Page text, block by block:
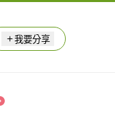
我要分享